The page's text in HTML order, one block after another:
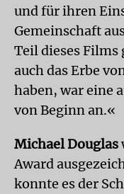
und für ihren
Gemeinschaft
Teil dieses Films
auch das Erbe
haben, war eine
von Beginn an.«
Michael Douglas
Award
konnte es der